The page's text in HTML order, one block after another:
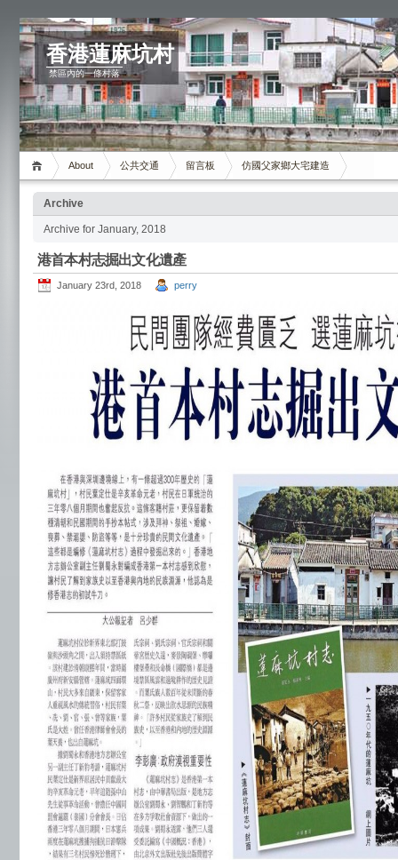
香港蓮麻坑村
禁區內的一條村落
About 公共交通 留言板 仿國父家鄉大宅建造
Archive
Archive for January, 2018
港首本村志掘出文化遺產
January 23rd, 2018 perry